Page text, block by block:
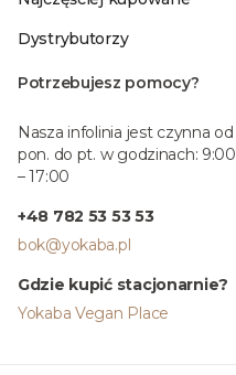
Dystrybutorzy
Potrzebujesz pomocy?
Nasza infolinia jest czynna od
pon. do pt. w godzinach: 9:00
– 17:00
+48 782 53 53 53
bok@yokaba.pl
Gdzie kupić stacjonarnie?
Yokaba Vegan Place